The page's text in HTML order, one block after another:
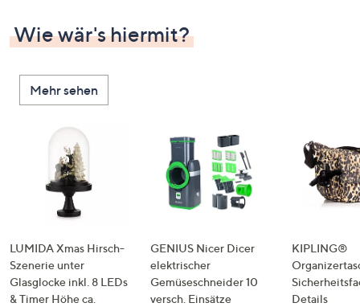
Wie wär's hiermit?
Mehr sehen
LUMIDA Xmas Hirsch-
Szenerie unter
Glasglocke inkl. 8 LEDs
& Timer Höhe ca.
GENIUS Nicer Dicer
elektrischer
Gemüseschneider 10
versch. Einsätze
KIPLING®
Details